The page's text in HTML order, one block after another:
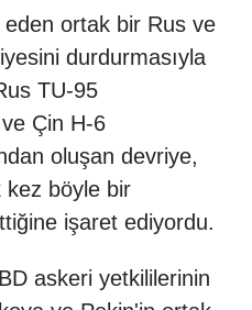
eden ortak bir Rus ve
durdurmasıyla
TU-95
Çin H-6
oluşan devriye,
kez böyle bir
işaret ediyordu.
askeri yetkililerinin